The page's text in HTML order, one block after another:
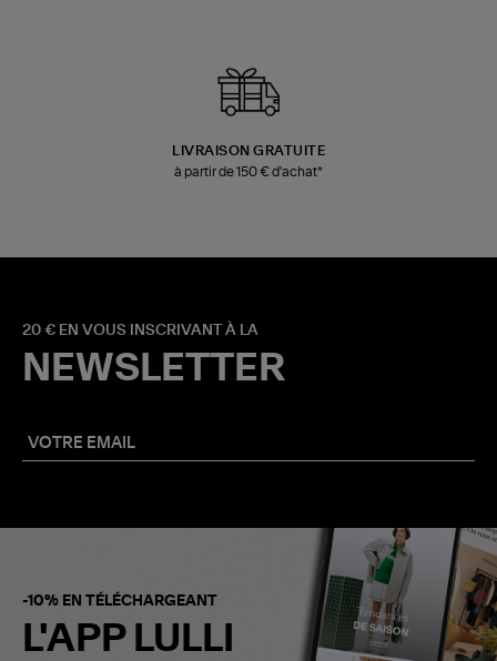
LIVRAISON GRATUITE
à partir de 150 € d'achat*
20 € EN VOUS INSCRIVANT À LA
NEWSLETTER
-10% EN TÉLÉCHARGEANT
L'APP LULLI